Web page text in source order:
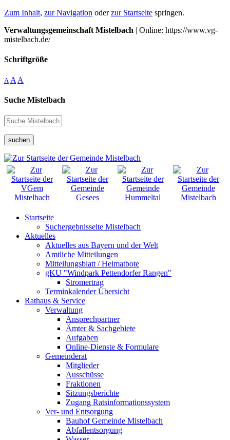
Zum Inhalt, zur Navigation oderzur Startseite springen.
Verwaltungsgemeinschaft Mistelbach | Online: https://www.vg-
mistelbach.de/
Schriftgröße
A A A
Suche Mistelbach
suchen
Startseite
Suchergebnisseite Mistelbach
Aktuelles
Aktuelles aus Bayern und der Welt
Amtliche Mitteilungen
Mitteilungsblatt / Heimatbote
gKU "Windpark Pettendorfer Rangen"
Stromertrag
Terminkalender Übersicht
Rathaus & Service
Verwaltung
Ansprechpartner
Ämter & Sachgebiete
Aufgaben
Online-Dienste & Formulare
Gemeinderat
Mitglieder
Ausschüsse
Fraktionen
Sitzungsberichte
Zugang Ratsinformationssystem
Ver- und Entsorgung
Bauhof Gemeinde Mistelbach
Abfallentsorgung